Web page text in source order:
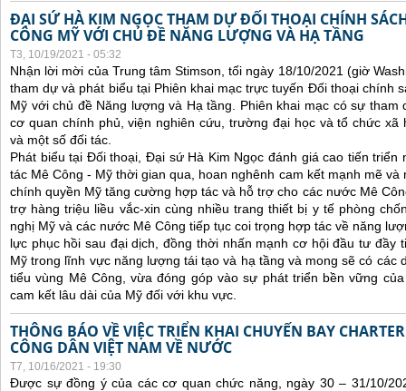
ĐẠI SỨ HÀ KIM NGỌC THAM DỰ ĐỐI THOẠI CHÍNH
CÔNG MỸ VỚI CHỦ ĐỀ NĂNG LƯỢNG VÀ HẠ TẦNG
T3, 10/19/2021 - 05:32
Nhận lời mời của Trung tâm Stimson, tối ngày 18/10/2021 (giờ
tham dự và phát biểu tại Phiên khai mạc trực tuyến Đối thoại chính
Mỹ với chủ đề Năng lượng và Hạ tầng. Phiên khai mạc có sự
cơ quan chính phủ, viện nghiên cứu, trường đại học và tổ chức xã
và một số đối tác.
Phát biểu tại Đối thoại, Đại sứ Hà Kim Ngọc đánh giá cao tiến triển
tác Mê Công - Mỹ thời gian qua, hoan nghênh cam kết mạnh mẽ
chính quyền Mỹ tăng cường hợp tác và hỗ trợ cho các nước Mê
trợ hàng triệu liều vắc-xin cùng nhiều trang thiết bị y tế phòng
nghị Mỹ và các nước Mê Công tiếp tục coi trọng hợp tác về năng
lực phục hồi sau đại dịch, đồng thời nhấn mạnh cơ hội đầu tư đầy
Mỹ trong lĩnh vực năng lượng tái tạo và hạ tầng và mong sẽ có các
tiểu vùng Mê Công, vừa đóng góp vào sự phát triển bền vững
cam kết lâu dài của Mỹ đối với khu vực.
THÔNG BÁO VỀ VIỆC TRIỂN KHAI CHUYẾN BAY
CÔNG DÂN VIỆT NAM VỀ NƯỚC
T7, 10/16/2021 - 19:30
Được sự đồng ý của các cơ quan chức năng, ngày 30 – 31/10/